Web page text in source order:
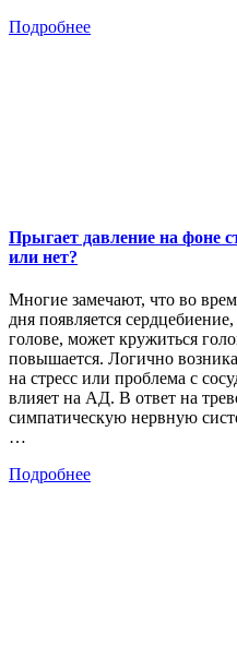
Подробнее
Прыгает давление на фоне
или нет?
Многие замечают, что во
дня появляется
голове, может кружиться
повышается. Логично
на стресс или проблема с
влияет на АД. В ответ на
симпатическую нервную
…
Подробнее